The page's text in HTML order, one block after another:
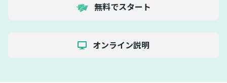
無料でスタート
オンライン説明